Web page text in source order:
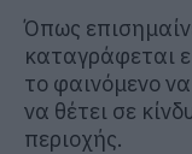
Όπως
καταγράφεται
το φαινόμενο
να θέτει σε
περιοχής.